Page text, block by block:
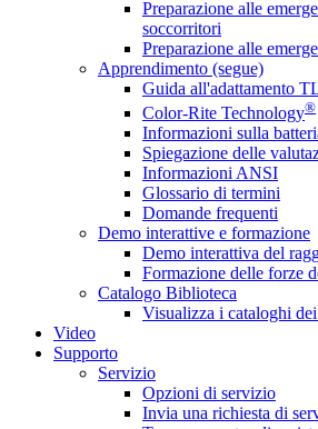
Preparazione alle
soccorritori
Preparazione alle
Apprendimento (segue)
Guida all'adattamento
Color-Rite Technology®
Informazioni sulla
Spiegazione delle
Informazioni ANSI
Glossario di termini
Domande frequenti
Demo interattive e formazione
Demo interattiva del
Formazione delle forze
Catalogo Biblioteca
Visualizza i cataloghi
Video
Supporto
Servizio
Opzioni di servizio
Invia una richiesta di